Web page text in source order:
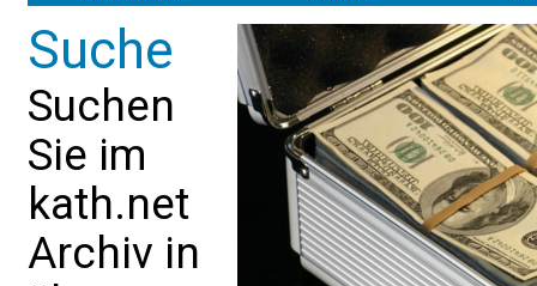
Suche
Suchen
Sie im
kath.net
Archiv in